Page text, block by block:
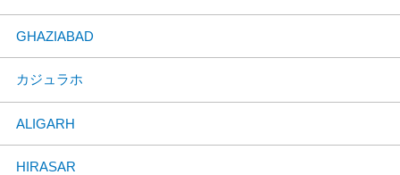
GHAZIABAD
カジュラホ
ALIGARH
HIRASAR